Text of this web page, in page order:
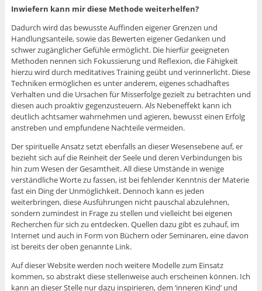
Inwiefern kann mir diese Methode weiterhelfen?
Dadurch wird das bewusste Auffinden eigener Grenzen und
Handlungsanteile, sowie das Bewerten eigener Gedanken und
schwer zugänglicher Gefühle ermöglicht. Die hierfür geeigneten
Methoden nennen sich Fokussierung und Reflexion, die Fähigkeit
hierzu wird durch meditatives Training geübt und verinnerlicht. Diese
Techniken ermöglichen es unter anderem, eigenes schadhaftes
Verhalten und die Ursachen für Misserfolge gezielt zu betrachten und
diesen auch proaktiv gegenzusteuern. Als Nebeneffekt kann ich
deutlich achtsamer wahrnehmen und agieren, bewusst einen Erfolg
anstreben und empfundene Nachteile vermeiden.
Der spirituelle Ansatz setzt ebenfalls an dieser Wesensebene auf, er
bezieht sich auf die Reinheit der Seele und deren Verbindungen bis
hin zum Wesen der Gesamtheit. All diese Umstände in wenige
verständliche Worte zu fassen, ist bei fehlender Kenntnis der Materie
fast ein Ding der Unmöglichkeit. Dennoch kann es jeden
weiterbringen, diese Ausführungen nicht pauschal abzulehnen,
sondern zumindest in Frage zu stellen und vielleicht bei eigenen
Recherchen für sich zu entdecken. Quellen dazu gibt es zuhauf, im
Internet und auch in Form von Büchern oder Seminaren, eine davon
ist bereits der oben genannte Link.
Auf dieser Website werden noch weitere Modelle zum Einsatz
kommen, so abstrakt diese stellenweise auch erscheinen können. Ich
kann an dieser Stelle nur dazu inspirieren, dem ‘inneren Kind’ und